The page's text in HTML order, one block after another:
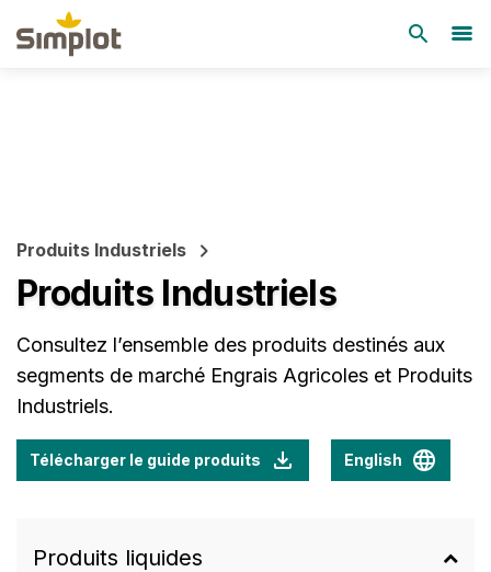
Produits Industriels
Produits Industriels
Consultez l’ensemble des produits destinés aux
segments de marché Engrais Agricoles et Produits
Industriels.
Télécharger le guide produits English
Produits liquides